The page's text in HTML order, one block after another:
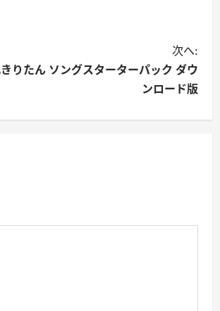
次へ:
りたん ソングスターターパック ダウ
ンロード版